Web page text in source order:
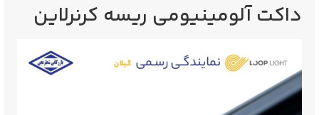
داکت آلومینیومی ریسه کرنرلاین